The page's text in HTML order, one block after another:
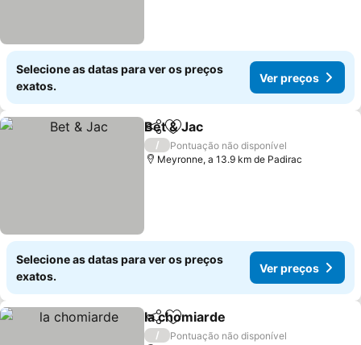
Selecione as datas para ver os preços
exatos.
Ver preços
PartilharAdicionar aos favoritos
Bet & Jac
/
Pontuação não disponível
Meyronne, a 13.9 km de Padirac
Selecione as datas para ver os preços
exatos.
Ver preços
PartilharAdicionar aos favoritos
la chomiarde
/
Pontuação não disponível